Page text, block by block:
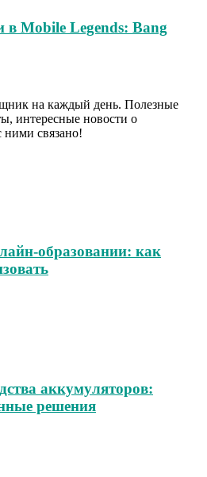
в Mobile Legends: Bang
на каждый день. Полезные
интересные новости о
ними связано!
образовании: как
аккумуляторов:
решения